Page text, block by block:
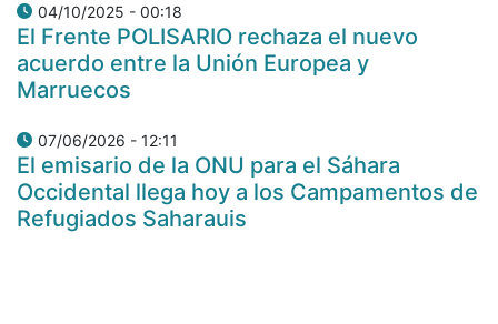
04/10/2025 - 00:18
El Frente POLISARIO rechaza el nuevo
acuerdo entre la Unión Europea y
Marruecos
07/06/2026 - 12:11
El emisario de la ONU para el Sáhara
Occidental llega hoy a los Campamentos de
Refugiados Saharauis